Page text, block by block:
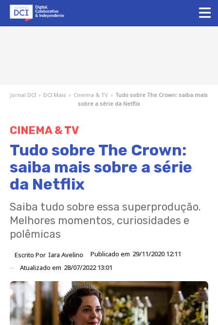
Jornal DCI › DCI Mais › Cinema & TV › Tudo sobre The Crown: saiba mais
sobre a série da Netflix
CINEMA & TV
Tudo sobre The Crown:
saiba mais sobre a série
da Netflix
Saiba tudo sobre essa superprodução.
Melhores momentos, curiosidades e
polêmicas
Escrito Por Iara Avelino Publicado em 29/11/2020 12:11
Atualizado em 28/07/2022 13:01